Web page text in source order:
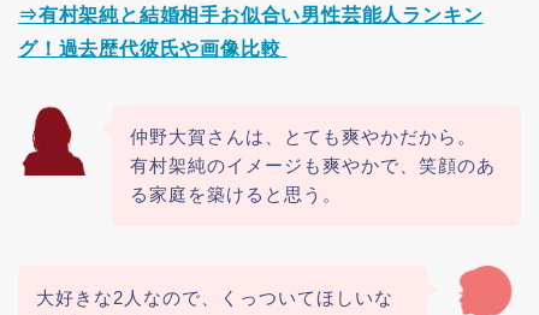
⇒有村架純と結婚相手お似合い男性芸能人ランキン
グ！過去歴代彼氏や画像比較
仲野大賀さんは、とても爽やかだから。
有村架純のイメージも爽やかで、笑顔のあ
る家庭を築けると思う。
大好きな2人なので、くっついてほしいな